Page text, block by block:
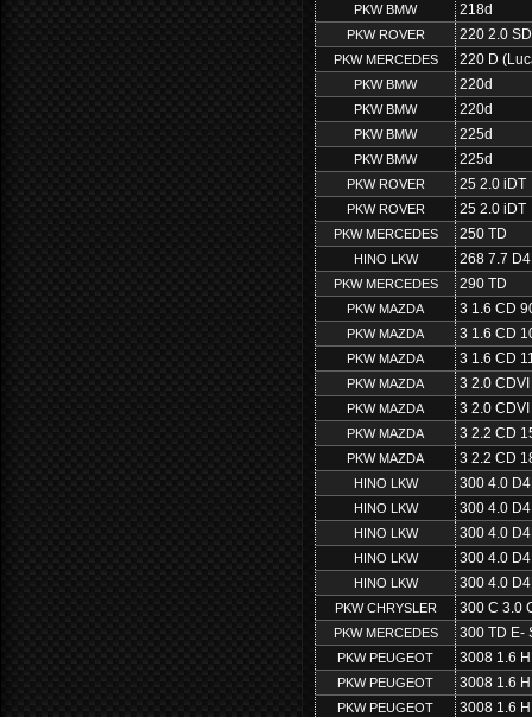
PKW BMW 218d
PKW ROVER 220 2.0
PKW MERCEDES 220 D
PKW BMW 220d
PKW BMW 220d
PKW BMW 225d
PKW BMW 225d
PKW ROVER 25 2.0 iDT
PKW ROVER 25 2.0 iDT
PKW MERCEDES 250 TD
HINO LKW 268 7.7
PKW MERCEDES 290 TD
PKW MAZDA 3 1.6 CD
PKW MAZDA 3 1.6 CD
PKW MAZDA 3 1.6 CD
PKW MAZDA 3 2.0
PKW MAZDA 3 2.0
PKW MAZDA 3 2.2 CD
PKW MAZDA 3 2.2 CD
HINO LKW 300 4.0
HINO LKW 300 4.0
HINO LKW 300 4.0
HINO LKW 300 4.0
HINO LKW 300 4.0
PKW CHRYSLER 300 C 3.0
PKW MERCEDES 300 TD E-
PKW PEUGEOT 3008 1.6
PKW PEUGEOT 3008 1.6
PKW PEUGEOT 3008 1.6